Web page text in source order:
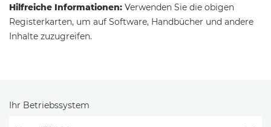
Hilfreiche Informationen: Verwenden Sie die obigen
Registerkarten, um auf Software, Handbücher und andere
Inhalte zuzugreifen.
Ihr Betriebssystem